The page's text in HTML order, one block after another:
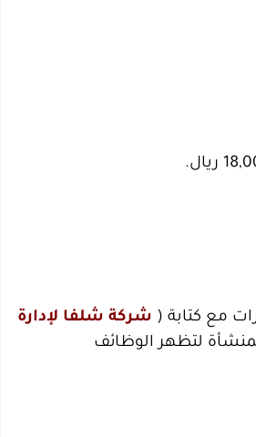
مع كتابة ( شركة شلفا لإدارة
لتظهر الوظائف